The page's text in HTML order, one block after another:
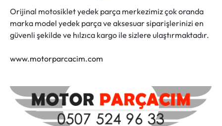
Orijinal motosiklet yedek parça merkezimiz çok oranda
marka model yedek parça ve aksesuar siparişlerinizi en
güvenli şekilde ve hılzıca kargo ile sizlere ulaştırmaktadır.
www.motorparcacim.com